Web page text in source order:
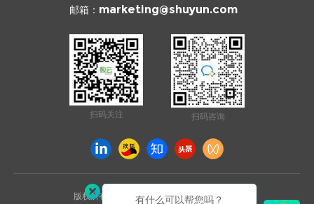
邮箱： marketing@shuyun.com
扫码关注 扫码咨询
版权所有 © 2026 杭州数云信息技术有限公司
有什么可以帮您吗？